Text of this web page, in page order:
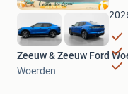
Favorieten
Zeeuw & Zeeuw Ford
Woerden